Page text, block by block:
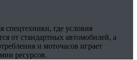
спецтехники, где условия
от стандартных автомобилей, а
и моточасов играет
ресурсов.